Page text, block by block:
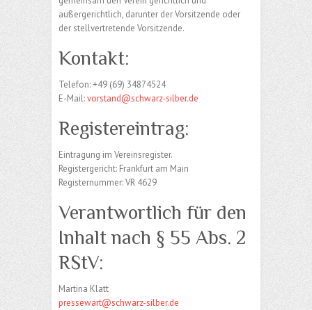
außergerichtlich, darunter der Vorsitzende oder
der stellvertretende Vorsitzende.
Kontakt:
Telefon: +49 (69) 34874524
E-Mail:vorstand@schwarz-silber.de
Registereintrag:
Eintragung im Vereinsregister.
Registergericht: Frankfurt am Main
Registernummer: VR 4629
Verantwortlich für den
Inhalt nach § 55 Abs. 2
RStV:
Martina Klatt
pressewart@schwarz-silber.de